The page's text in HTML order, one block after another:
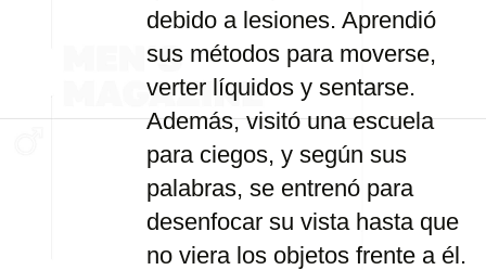
debido a lesiones. Aprendió
sus métodos para moverse,
verter líquidos y sentarse.
Además, visitó una escuela
para ciegos, y según sus
palabras, se entrenó para
desenfocar su vista hasta que
no viera los objetos frente a él.